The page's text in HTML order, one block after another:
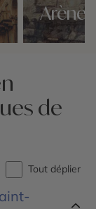
Arène
de
Tout déplier